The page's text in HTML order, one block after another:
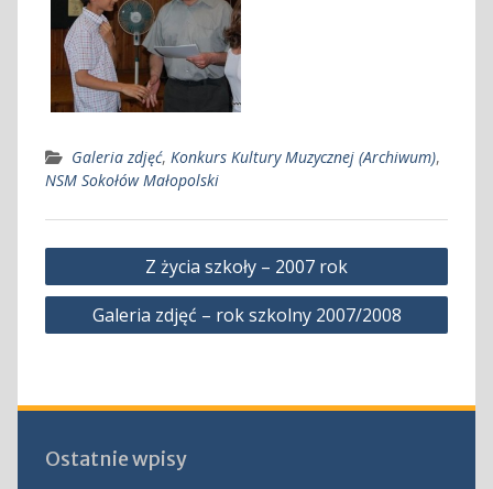
Galeria zdjęć, Konkurs Kultury Muzycznej (Archiwum),
NSM Sokołów Małopolski
Nawigacja
wpisu
Z życia szkoły – 2007 rok
Galeria zdjęć – rok szkolny 2007/2008
Ostatnie wpisy